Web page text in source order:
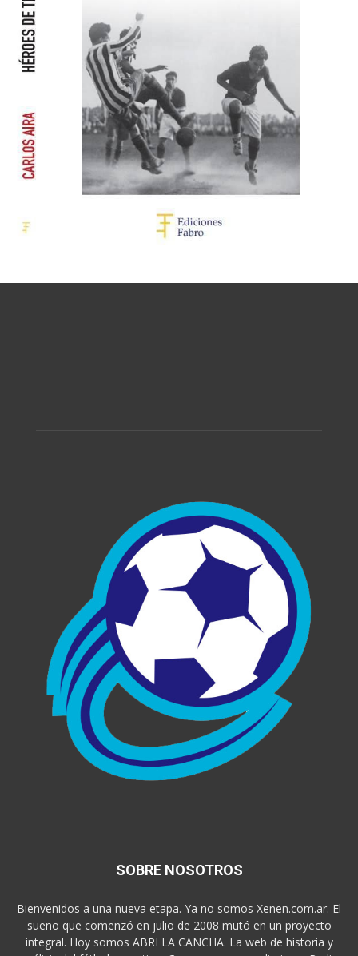
SOBRE NOSOTROS
Bienvenidos a una nueva etapa. Ya no somos Xenen.com.ar. El
sueño que comenzó en julio de 2008 mutó en un proyecto
integral. Hoy somos ABRI LA CANCHA. La web de historia y